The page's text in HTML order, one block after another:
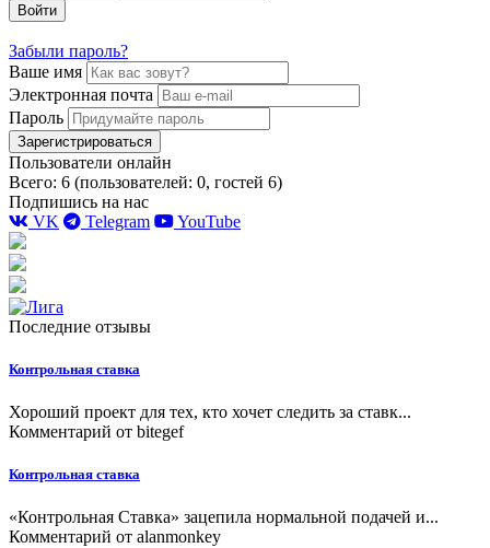
Войти
Забыли пароль?
Ваше имя
Электронная почта
Пароль
Зарегистрироваться
Пользователи онлайн
Всего: 6 (пользователей: 0, гостей 6)
Подпишись на нас
VK
Telegram YouTube
Последние отзывы
Контрольная ставка
Хороший проект для тех, кто хочет следить за ставк...
Комментарий от bitegef
Контрольная ставка
«Контрольная Ставка» зацепила нормальной подачей и...
Комментарий от alanmonkey